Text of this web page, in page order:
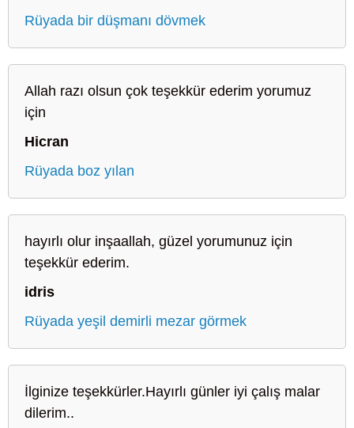
Rüyada bir düşmanı dövmek
Allah razı olsun çok teşekkür ederim yorumuz
için
Hicran
Rüyada boz yılan
hayırlı olur inşaallah, güzel yorumunuz için
teşekkür ederim.
idris
Rüyada yeşil demirli mezar görmek
İlginize teşekkürler.Hayırlı günler iyi çalış malar
dilerim..